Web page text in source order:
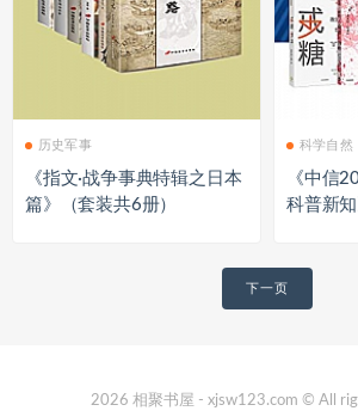
历史军事
《指文·战争事典特辑之日本
篇》（套装共6册）
科学自然
《中信
科普新
下一页
2026 相聚书屋 - xjsw123.com © All